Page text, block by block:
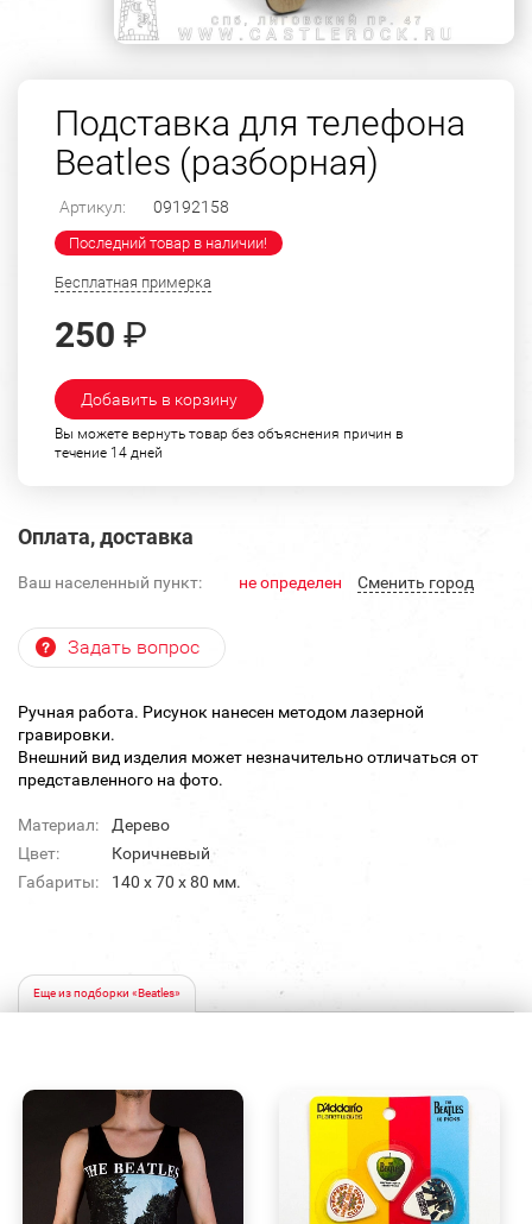
Подставка для телефона
Beatles (разборная)
Артикул: 09192158
Последний товар в наличии!
Бесплатная примерка
250 ₽
Добавить в корзину
Вы можете вернуть товар без объяснения причин в
течение 14 дней
Оплата, доставка
Ваш населенный пункт: не определен Cменить город
Задать вопрос
Ручная работа. Рисунок нанесен методом лазерной
гравировки.
Внешний вид изделия может незначительно отличаться от
представленного на фото.
Материал:
Дерево
Цвет:
Коричневый
Габариты:
140 х 70 х 80 мм.
Еще из подборки «Beatles»